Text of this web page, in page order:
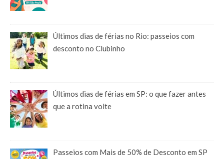
Últimos dias de férias no Rio: passeios com
desconto no Clubinho
Últimos dias de férias em SP: o que fazer antes
que a rotina volte
Passeios com Mais de 50% de Desconto em SP